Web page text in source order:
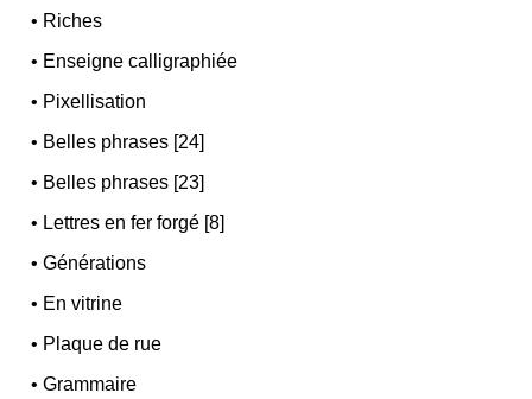
• Riches
• Enseigne calligraphiée
• Pixellisation
• Belles phrases [24]
• Belles phrases [23]
• Lettres en fer forgé [8]
•Générations
• En vitrine
• Plaque de rue
•Grammaire